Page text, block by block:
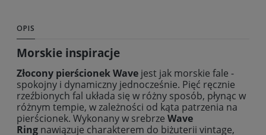
OPIS
Morskie inspiracje
Złocony pierścionek Wave jest jak morskie fale -
spokojny i dynamiczny jednocześnie. Pięć ręcznie
rzeźbionych fal układa się w różny sposób, płynąc w
różnym tempie, w zależności od kąta patrzenia na
pierścionek. Wykonany w srebrze Wave
Ring nawiązuje charakterem do biżuterii vintage,